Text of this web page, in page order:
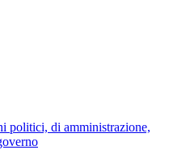
politici, di amministrazione,